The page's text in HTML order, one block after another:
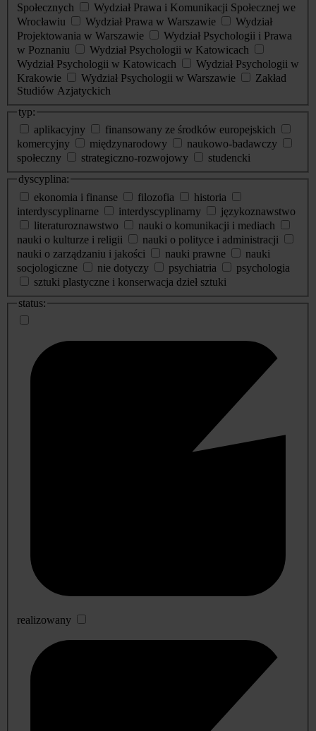
Społecznych
Wydział Prawa i Komunikacji Społecznej we
Wrocławiu
Wydział Prawa w Warszawie
Wydział
Projektowania w Warszawie
Wydział Psychologii i Prawa
w Poznaniu
Wydział Psychologii w Katowicach
Wydział Psychologii w Katowicach
Wydział Psychologii w
Krakowie
Wydział Psychologii w Warszawie
Zakład
Studiów Azjatyckich
typ:
aplikacyjny
finansowany ze środków europejskich
komercyjny
międzynarodowy
naukowo-badawczy
społeczny
strategiczno-rozwojowy
studencki
dyscyplina:
ekonomia i finanse
filozofia
historia
interdyscyplinarne
interdyscyplinarny
językoznawstwo
literaturoznawstwo
nauki o komunikacji i mediach
nauki o kulturze i religii
nauki o polityce i administracji
nauki o zarządzaniu i jakości
nauki prawne
nauki
socjologiczne
nie dotyczy psychiatria
psychologia
sztuki plastyczne i konserwacja dzieł sztuki
status:
realizowany